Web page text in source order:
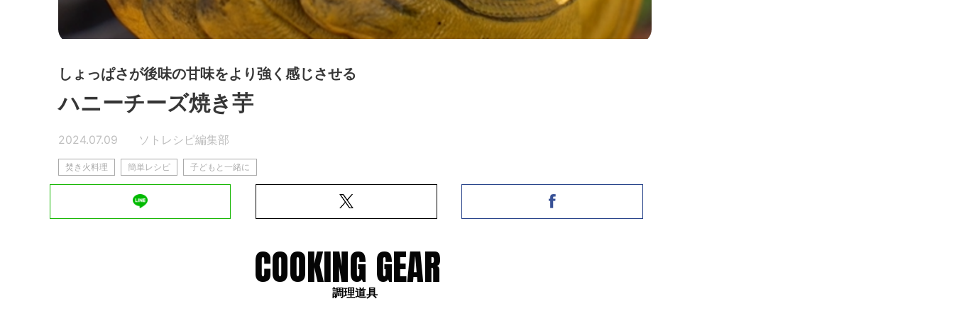
しょっぱさが後味の甘味をより強く感じさせる
ハニーチーズ焼き芋
2024.07.09 ソトレシピ編集部
焚き火料理 簡単レシピ 子どもと一緒に
COOKING GEAR
調理道具